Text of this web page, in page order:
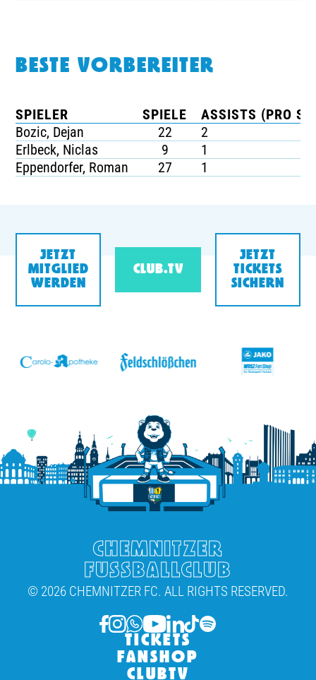
BESTE VORBEREITER
SPIELER SPIELE
ASSISTS (PRO
Bozic, Dejan
22
2
Erlbeck, Niclas
9
1
Eppendorfer, Roman
27 1
JETZT
MITGLIED
WERDEN
CLUB.TV
JETZT
TICKETS
SICHERN
CHEMNITZER
FUSSBALLCLUB
© 2026 CHEMNITZER FC. ALL RIGHTS RESERVED.
TICKETS
FANSHOP
CLUBTV